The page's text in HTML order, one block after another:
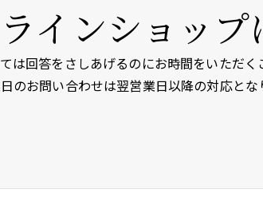
インショップ
は回答をさしあげるのにお時間をいただく
のお問い合わせは翌営業日以降の対応とな